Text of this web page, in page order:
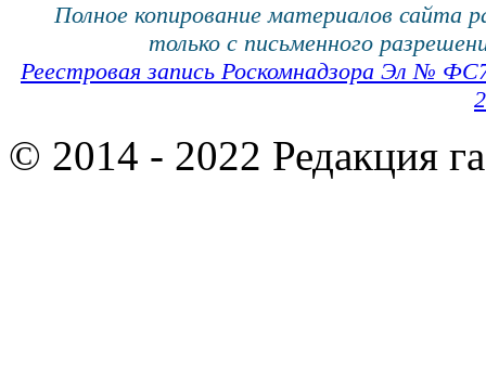
Полное копирование материалов сайта
только с письменного
Реестровая запись Роскомнадзора Эл №
© 2014 - 2022 Редакция